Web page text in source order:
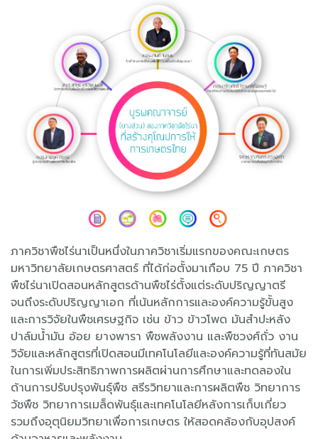
ภาควิชาพืชไร่นาเป็นหนึ่งในภาควิชาเริ่มแรกของคณะเกษตร
มหาวิทยาลัยเกษตรศาสตร์ ที่ได้ก่อตั้งมาเกือบ 75 ปี ภาควิชา
พืชไร่นาเปิดสอนหลักสูตรด้านพืชไร่ตั้งแต่ระดับปริญญาตรี
จนถึงระดับปริญญาเอก ที่เน้นหลักการและองค์ความรู้ขั้นสูง
และการวิจัยในพืชเศรษฐกิจ เช่น ข้าว ข้าวโพด มันสำปะหลัง
ปาล์มน้ำมัน อ้อย ยางพารา พืชพลังงาน และพืชวงศ์ถั่ว งาน
วิจัยและหลักสูตรที่เปิดสอนมีเทคโนโลยีและองค์ความรู้ที่ทันสมัย
ในการเพิ่มประสิทธิภาพการผลิตผ่านการศึกษาและทดลองใน
ด้านการปรับปรุงพันธุ์พืช สรีรวิทยาและการผลิตพืช วิทยาการ
วัชพืช วิทยาการเมล็ดพันธุ์และเทคโนโลยีหลังการเก็บเกี่ยว
รวมถึงอุตุนิยมวิทยาเพื่อการเกษตร ให้สอดคล้องกับอุปสงค์